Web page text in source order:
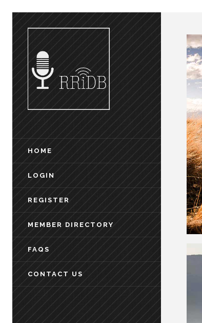
HOME
LOGIN
REGISTER
MEMBER DIRECTORY
FAQS
CONTACT US